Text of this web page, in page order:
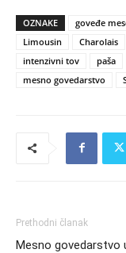
OZNAKE goveđe
Limousin
Charolais
intenzivni tov
paša
mesno govedarstvo
Prethodni članak
Mesno govedarstvo